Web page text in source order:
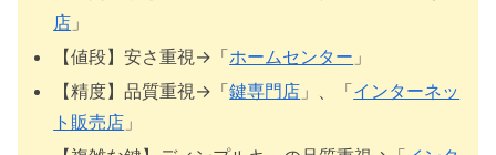
店 」
【値段】安さ重視→「ホームセンター 」
【精度】品質重視→「鍵専門店 」、「インターネッ
ト販売店 」